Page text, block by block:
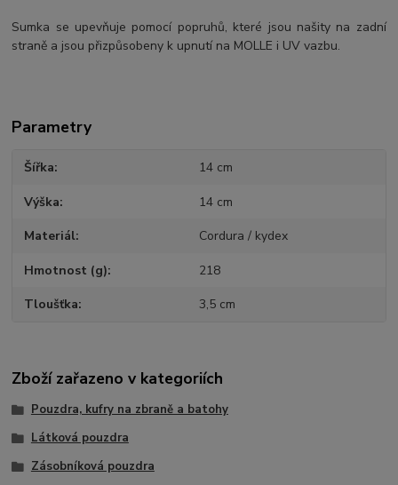
Sumka se upevňuje pomocí popruhů, které jsou našity na zadní
straně a jsou přizpůsobeny k upnutí na MOLLE i UV vazbu.
Parametry
Šířka 14 cm
Výška 14 cm
Materiál Cordura / kydex
Hmotnost (g) 218
Tloušťka 3,5 cm
Zboží zařazeno v kategoriích
Pouzdra, kufry na zbraně a batohy
Látková pouzdra
Zásobníková pouzdra